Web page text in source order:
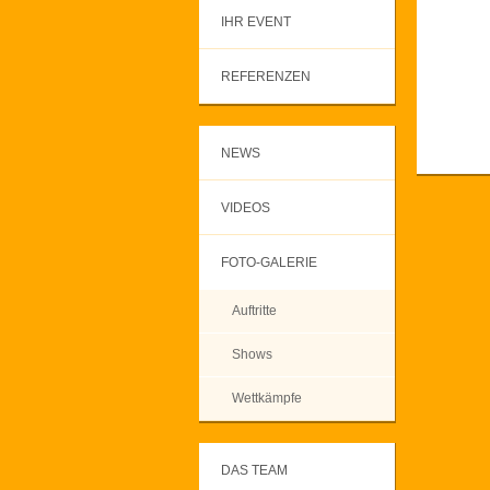
IHR EVENT
REFERENZEN
NEWS
VIDEOS
FOTO-GALERIE
Auftritte
Shows
Wettkämpfe
DAS TEAM